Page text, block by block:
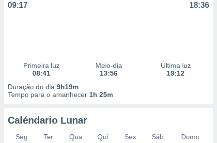
09:17 18:36
Primeira luz
08:41
Meio-dia
13:56
Última luz
19:12
Duração do dia 9h19m
Tempo para o amanhecer 1h 25m
Caléndario Lunar
Seg Ter Qua Qui Sex Sáb
Domo